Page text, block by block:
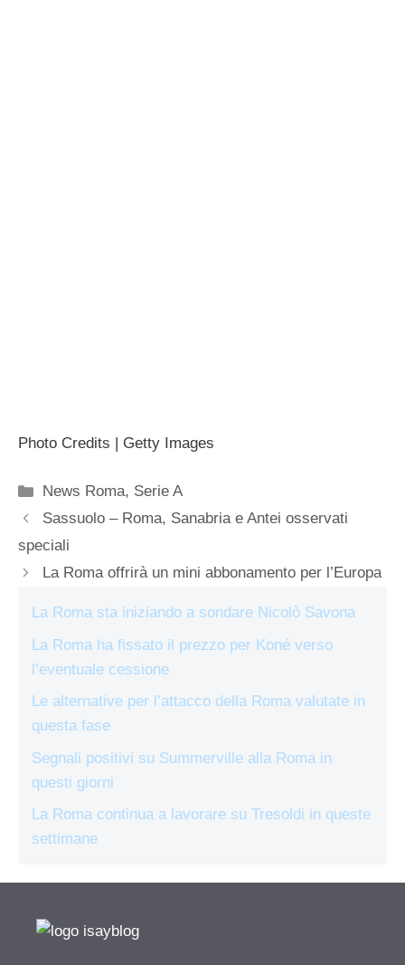
Photo Credits | Getty Images
Categorie
News Roma, Serie A
Sassuolo – Roma, Sanabria e Antei osservati
speciali
La Roma offrirà un mini abbonamento per l’Europa
La Roma sta iniziando a sondare Nicolò Savona
La Roma ha fissato il prezzo per Koné verso
l’eventuale cessione
Le alternative per l’attacco della Roma valutate in
questa fase
Segnali positivi su Summerville alla Roma in
questi giorni
La Roma continua a lavorare su Tresoldi in queste
settimane